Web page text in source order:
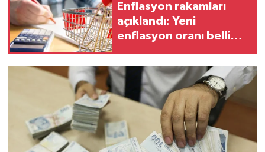
Enflasyon rakamları
açıklandı: Yeni
enflasyon oranı belli